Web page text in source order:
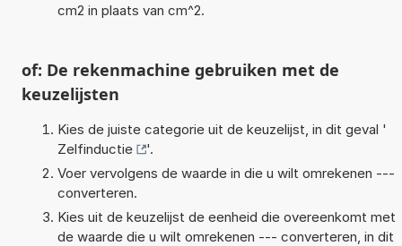
cm2 in plaats van cm^2.
of: De rekenmachine gebruiken met de
keuzelijsten
Kies de juiste categorie uit de keuzelijst, in dit geval '
Zelfinductie
'.
Voer vervolgens de waarde in die u wilt omrekenen ---
converteren.
Kies uit de keuzelijst de eenheid die overeenkomt met
de waarde die u wilt omrekenen --- converteren, in dit